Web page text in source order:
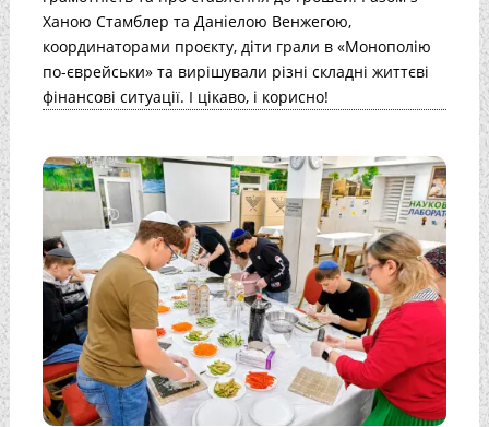
Ханою Стамблер та Даніелою Венжегою,
координаторами проєкту, діти грали в «Монополію
по-єврейськи» та вирішували різні складні життєві
фінансові ситуації. І цікаво, і корисно!